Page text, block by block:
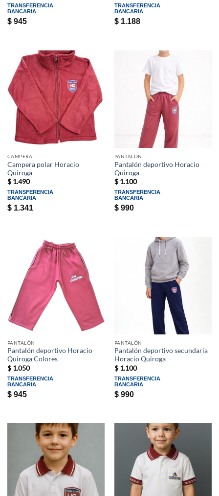
TRANSFERENCIA
BANCARIA
$945
TRANSFERENCIA
BANCARIA
$1.188
CAMPERA
Campera polar Horacio
Quiroga
$1.490
TRANSFERENCIA
BANCARIA
$1.341
PANTALÓN
Pantalón deportivo Horacio
Quiroga
$1.100
TRANSFERENCIA
BANCARIA
$990
PANTALÓN
Pantalón deportivo Horacio
Quiroga Colores
$1.050
TRANSFERENCIA
BANCARIA
$945
PANTALÓN
Pantalón deportivo secundaria
Horacio Quiroga
$1.100
TRANSFERENCIA
BANCARIA
$990